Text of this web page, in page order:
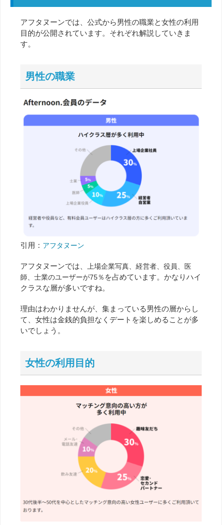
アフタヌーンでは、公式から男性の職業と女性の利用
目的が公開されています。それぞれ解説していきま
す。
男性の職業
引用： アフタヌーン
アフタヌーンでは、
上場企業写真、経営者、役員、医
師、士業のユーザーが75％ を占めています。かなりハイ
クラスな層が多いですね。
理由はわかりませんが、集まっている男性の層からし
て、女性は金銭的負担なくデートを楽しめることが多
いでしょう。
女性の利用目的